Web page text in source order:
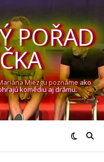
POŘAD
Miezgu poznáme ako
komédiu aj drámu.